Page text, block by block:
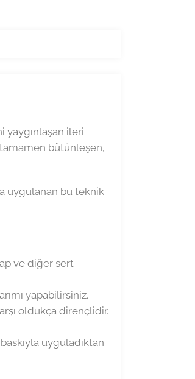
yaygınlaşan ileri
bütünleşen,
uygulanan bu teknik
ve diğer sert
yapabilirsiniz.
oldukça dirençlidir.
uyguladıktan